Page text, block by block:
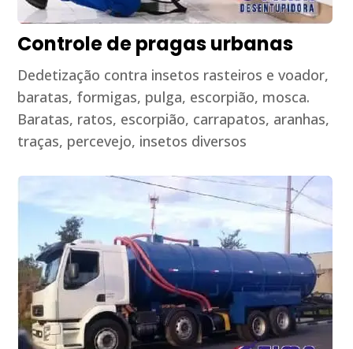
Controle de pragas urbanas
Dedetização contra insetos rasteiros e voador,
baratas, formigas, pulga, escorpião, mosca.
Baratas, ratos, escorpião, carrapatos, aranhas,
traças, percevejo, insetos diversos